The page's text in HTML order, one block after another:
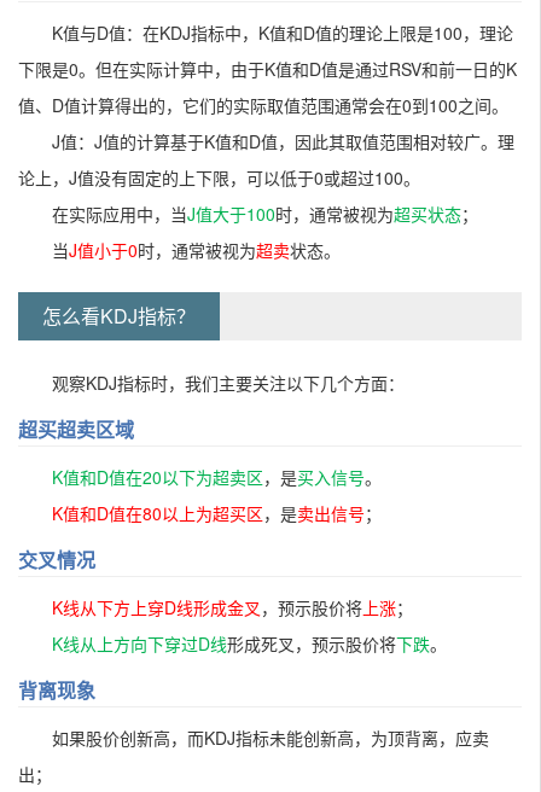
K值与D值：在KDJ指标中，K值和D值的理论上限是100，理论
下限是0。但在实际计算中，由于K值和D值是通过RSV和前一日的K
值、D值计算得出的，它们的实际取值范围通常会在0到100之间。
J值：J值的计算基于K值和D值，因此其取值范围相对较广。理
论上，J值没有固定的上下限，可以低于0或超过100。
在实际应用中，当J值大于100时，通常被视为超买状态；
当J值小于0时，通常被视为超卖状态。
怎么看KDJ指标？
观察KDJ指标时，我们主要关注以下几个方面：
超买超卖区域
K值和D值在20以下为超卖区，是买入信号。
K值和D值在80以上为超买区，是卖出信号；
交叉情况
K线从下方上穿D线形成金叉 ，预示股价将 上涨；
K线从上方向下穿过D线形成死叉，预示股价将下跌。
背离现象
如果股价创新高，而KDJ指标未能创新高，为顶背离，应卖
出；